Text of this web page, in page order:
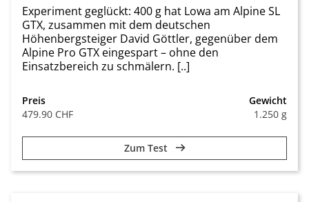
Experiment geglückt: 400 g hat Lowa am Alpine SL
GTX, zusammen mit dem deutschen
Höhenbergsteiger David Göttler, gegenüber dem
Alpine Pro GTX eingespart – ohne den
Einsatzbereich zu schmälern. [..]
Preis
479.90 CHF
Gewicht
1.250 g
Zum Test